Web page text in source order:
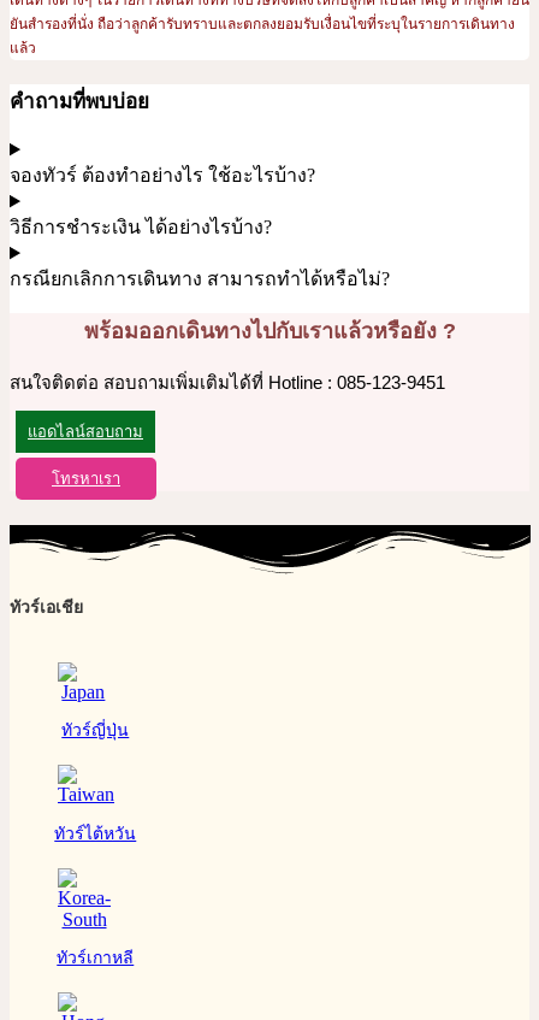
ยันสำรองที่นั่ง ถือว่าลูกค้ารับทราบและตกลงยอมรับเงื่อนไขที่ระบุในรายการเดินทาง
แล้ว
คำถามที่พบบ่อย
จองทัวร์ ต้องทำอย่างไร ใช้อะไรบ้าง?
วิธีการชำระเงิน ได้อย่างไรบ้าง?
กรณียกเลิกการเดินทาง สามารถทำได้หรือไม่?
พร้อมออกเดินทางไปกับเราแล้วหรือยัง ?
สนใจติดต่อ สอบถามเพิ่มเติมได้ที่ Hotline : 085-123-9451
แอดไลน์สอบถาม
โทรหาเรา
ทัวร์เอเชีย
ทัวร์ญี่ปุ่น
ทัวร์ไต้หวัน
ทัวร์เกาหลี